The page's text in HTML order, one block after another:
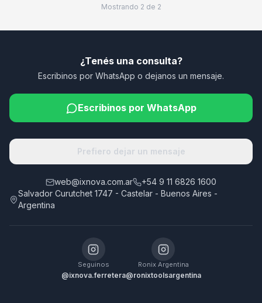
Mostrando 2 de 2
¿Tenés una consulta?
Escribinos por WhatsApp o dejanos un mensaje.
Escribinos por WhatsApp
Prefiero dejar un mensaje
web@ixnova.com.ar
+54 9 11 6826 1600
Salvador Curutchet 1747 - Castelar - Buenos Aires -
Argentina
Seguinos
@ixnova.ferretera
Ronix Argentina
@ronixtoolsargentina